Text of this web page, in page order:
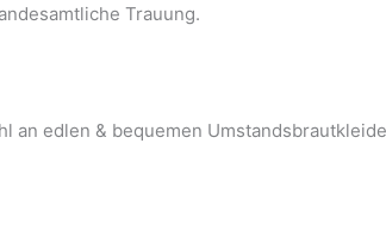
Trauung.
an edlen & bequemen